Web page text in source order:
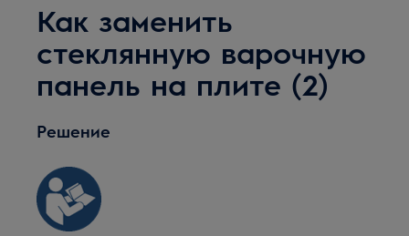
Как заменить
стеклянную варочную
панель на плите (2)
Решение